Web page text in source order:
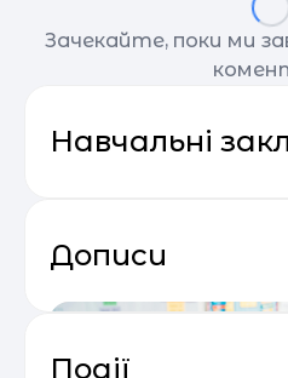
Зачекайте, поки ми
Навчальні
Дописи
Події